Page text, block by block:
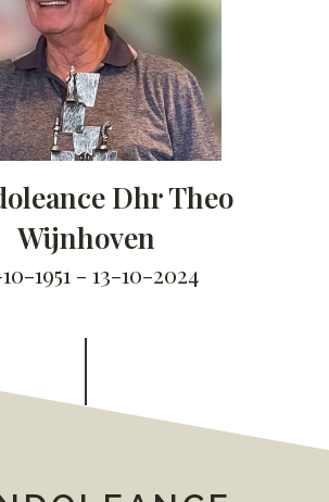
Dhr Theo
Wijnhoven
1951 - 13-10-2024